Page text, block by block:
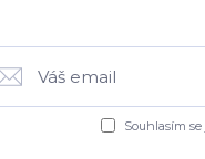
Souhlasím se